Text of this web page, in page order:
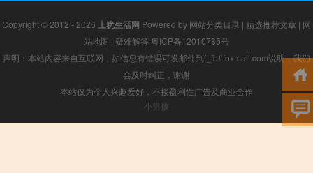
Copyright © 2012 - 2026 上犹生活网 Powered by 网站分类目录 | 精选推荐文章 | 网
站地图 | 疑难解答 粤ICP备12010785号
声明：本站内容来自互联网，如信息有错误可发邮件到f_fb#foxmail.com说明，我们
会及时纠正，谢谢
本站仅为个人兴趣爱好，不接盈利性广告及商业合作
小男孩